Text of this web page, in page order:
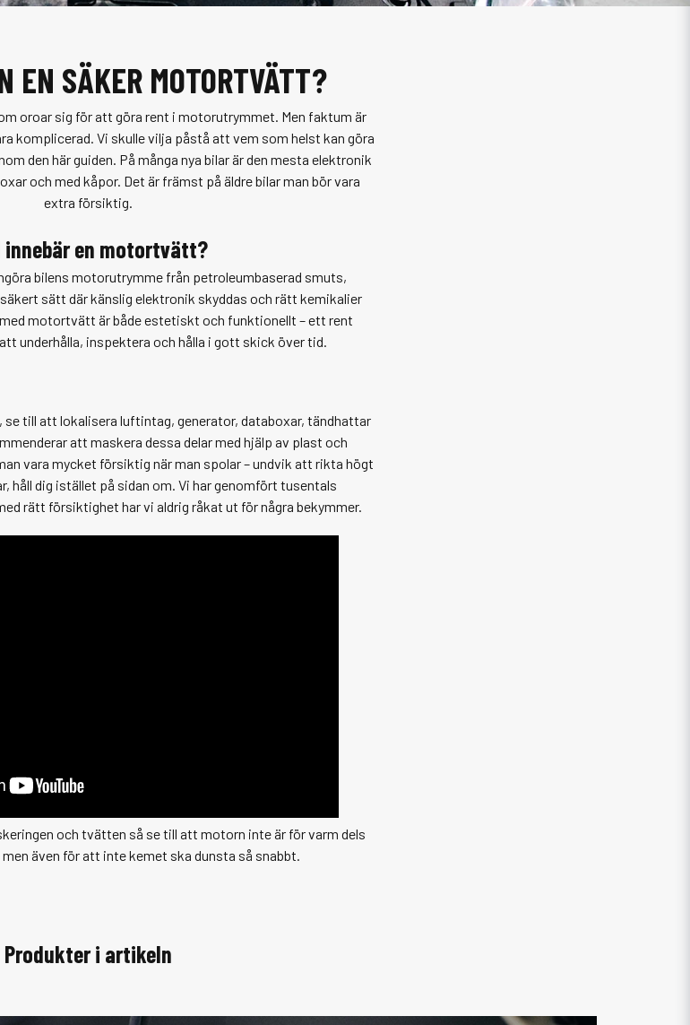
EN SÄKER MOTORTVÄTT?
oroar sig för att göra rent i motorutrymmet. Men faktum är
komplicerad. Vi skulle vilja påstå att vem som helst kan göra
den här guiden. På många nya bilar är den mesta elektronik
och med kåpor. Det är främst på äldre bilar man bör vara
extra försiktig.
innebär en motortvätt?
bilens motorutrymme från petroleumbaserad smuts,
sätt där känslig elektronik skyddas och rätt kemikalier
motortvätt är både estetiskt och funktionellt – ett rent
underhålla, inspektera och hålla i gott skick över tid.
, se till att lokalisera luftintag, generator, databoxar, tändhattar
att maskera dessa delar med hjälp av plast och
vara mycket försiktig när man spolar – undvik att rikta högt
håll dig istället på sidan om. Vi har genomfört tusentals
rätt försiktighet har vi aldrig råkat ut för några bekymmer.
och tvätten så se till att motorn inte är för varm dels
även för att inte kemet ska dunsta så snabbt.
Produkter i artikeln